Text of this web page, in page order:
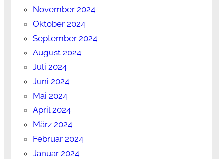
November 2024
Oktober 2024
September 2024
August 2024
Juli 2024
Juni 2024
Mai 2024
April 2024
März 2024
Februar 2024
Januar 2024